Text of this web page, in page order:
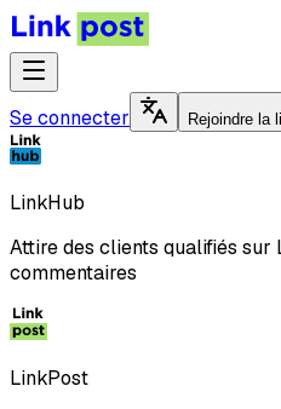
Se connecter Rejoindre la
LinkHub
Attire des clients qualifiés sur
commentaires
LinkPost